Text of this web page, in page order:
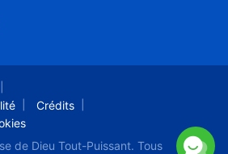
Crédits
de Dieu Tout-Puissant. Tous